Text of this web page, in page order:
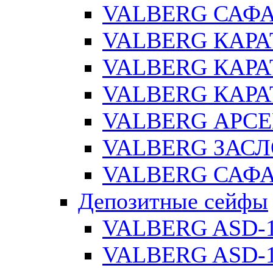
VALBERG
VALBERG
VALBERG
VALBERG
VALBERG
VALBERG
VALBERG
Депозитные сейфы
VALBERG ASD-
VALBERG ASD-